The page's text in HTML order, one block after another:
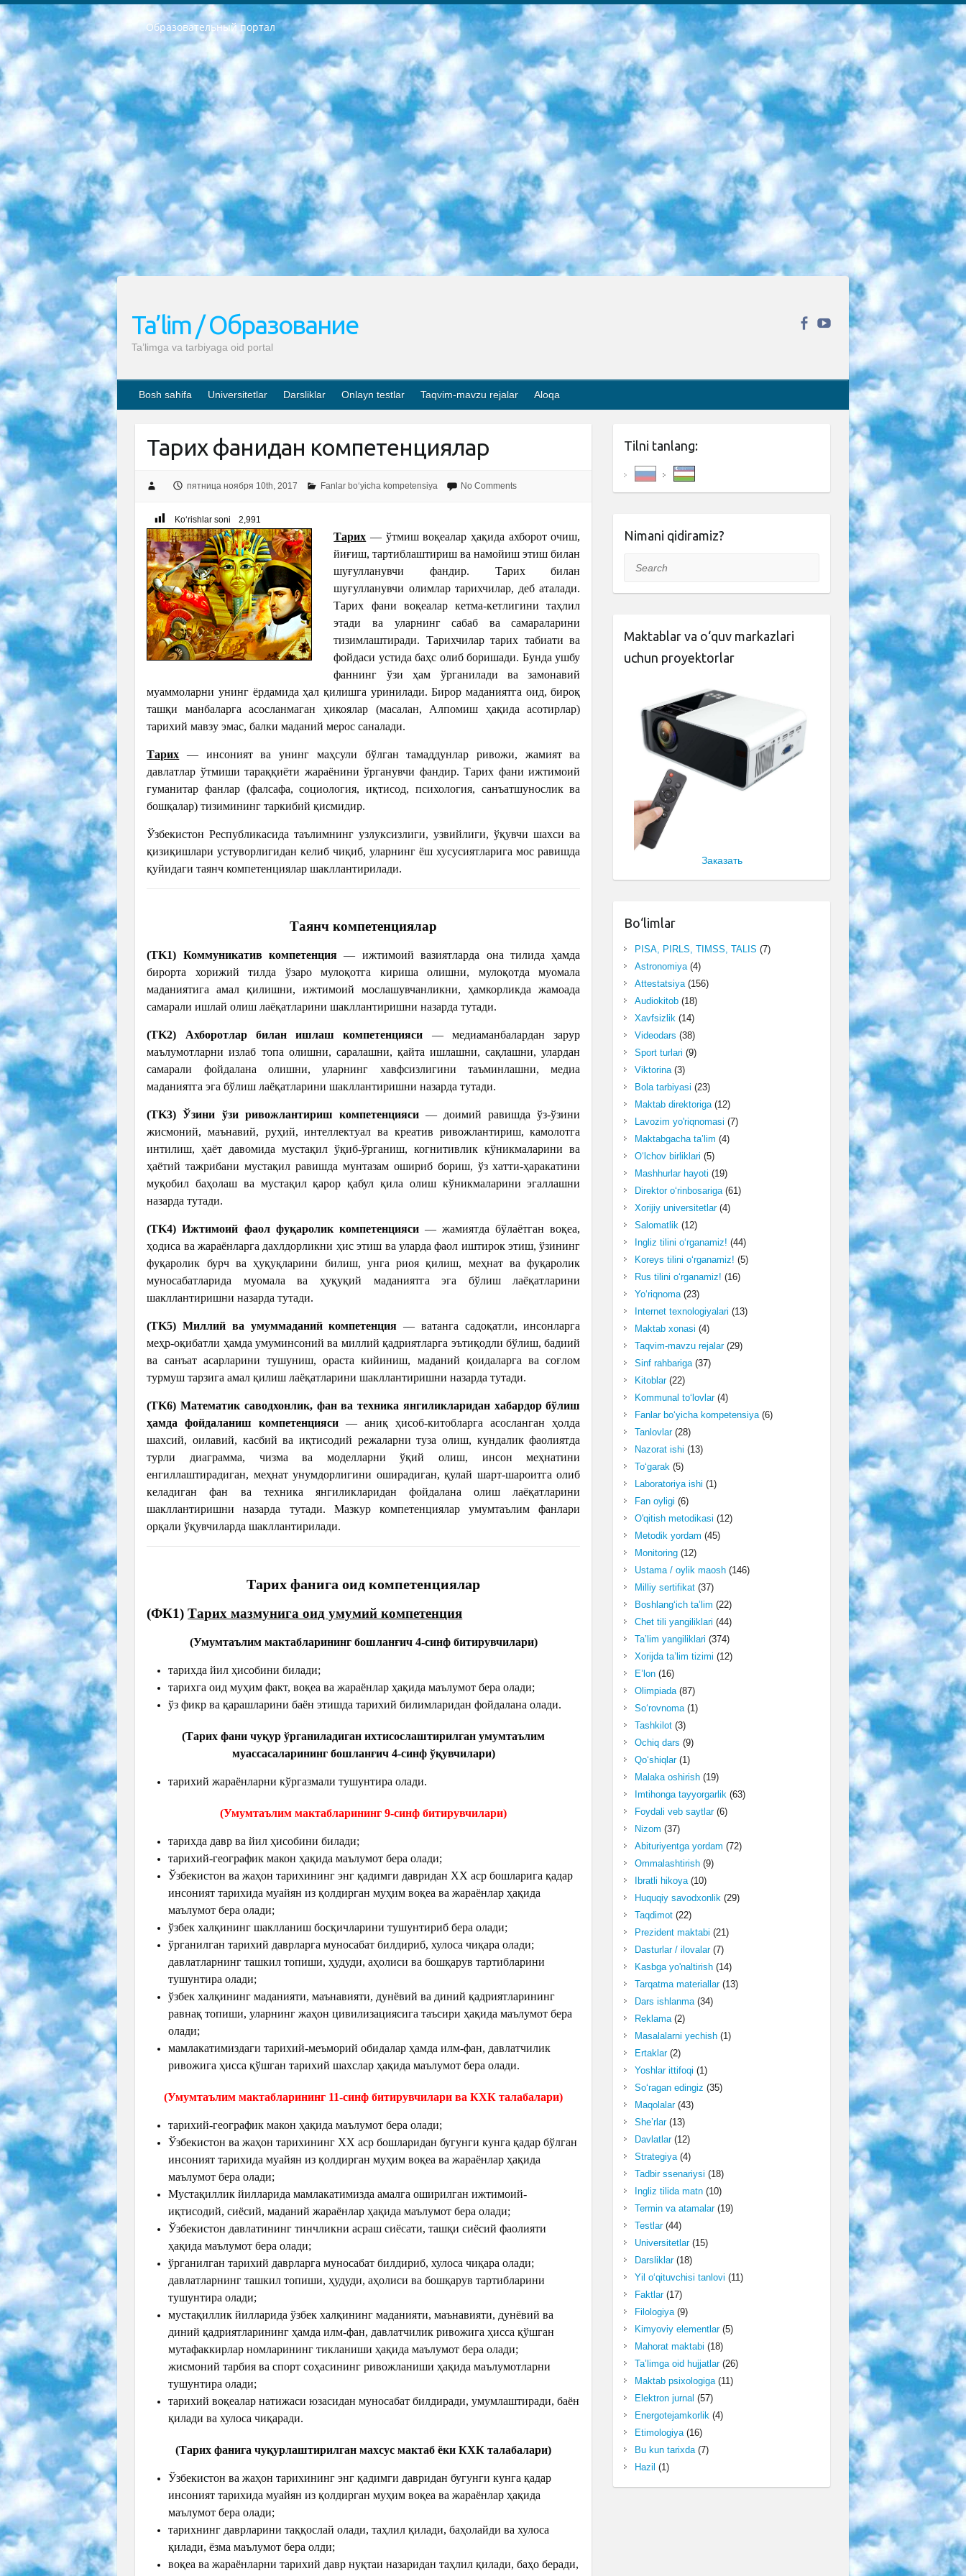
Образовательный портал
РЕСПУБЛИКА УЗБЕКИСТАН МИНИСТРЕРСТВО ДОШКОЛЬНОГО И ШКОЛЬНОГО ОБРАЗОВАНИЯ КОМАНДА в общеобразовательных учреждениях в 2023-2024 учебном году организация и проведение итоговой государственной аттестации обучающихся о Министра дошкольного и школьного образования Республики Узбекистан от 4 марта 2008 года (постановлением Минюста от 20 марта 2008 года № 1778 государственной регистрации) «Итоговое состояние учащихся общего среднего образования на основании положения об утверждении положения об аттестации общего среднего образования выпускной экзамен студентов в образовательных учреждениях в 2023-2024 учебном году В целях организации и прохождения аттестации приказываю: 1. Следующее: перечень предметов, по которым будет проводиться итоговая государственная аттестация и экзамен формы перевода согласно приложению 1; сертификаты международного образца, оценивающие уровень владения иностранными языками перечень согласно приложению 2; 2. Педагогический при специализированных образовательных учреждениях. научно-практический центр квалификации и международной оценки (Д.Давидова) 2024 г. До 25 марта: задания по предметам, по которым будет проводиться итоговая аттестация разработка и утверждение технических условий; итоговая аттестация на основании разработанного предметного задания разработка вопросов по предметам (устно и письменно), экзамен передача; общеобразовательные средние школы и специальные учебные заведения учащиеся выпускных классов школ и интернатов в агентской системе подготовка базы данных экзаменационных материалов и критериев оценки; перевод базы экзаменационных материалов на все языки обучения подать в Республиканский образовательный центр для изготовления; варианты экзаменов на основе разработанных контрольных материалов пусть будут поставлены задачи формирования. 3. Республиканский образовательный центр (Ш.Худайкулов) до 5 апреля 2024 года. до: база данных предоставленных экзаменационных материалов на все языки обучения перевод и экспертиза; для слепых, слабовидящих, глухих, слабослышащих и умственно отсталых детей учащиеся выпускных классов специализированных школ и школ-интернатов база данных экзаменационных материалов на всех преподаваемых языках подготовка критериев оценки; специализированные школы для умственно отсталых детей и технологии для учащихся выпускных классов школ-интернатов разработка соответствующих рекомендаций и критериев проведения ЕГЭ по естествознанию давать задания. 4. Педагогический при специализированных образовательных учреждениях. Научно-практический центр навыков и международной оценки (Д.Давидова), Республика образовательный центр (Худайкулов Ш.) итоговый государственный аттестационный экзамен ориентирован на творческое и логическое мышление при подготовке базы материалов учитывать введение заданий. 5. Следует отметить, что: сертификат государственного образца о знании общеобразовательного предмета и как минимум национальный уровень B1 по предметам на иностранных языках, указанным в Приложении 2. или международно признанный сертификат эквивалентного уровня студенты, изучающие определенный предмет, освобождаются от экзамена; по соответствующим предметам запланирована итоговая государственная аттестация за день до дня, путем жеребьевки Рабочей группой (в письменной форме по предметам, проводимым в форме) из числа сформированных вариантов выбрано 2 варианта; 2 выбранных варианта экзамена анонсированы на официальном сайте министерства и все выпускники по всей стране на основе этих вариантов проводит итоговую государственную аттестацию. 6. Государственное образование учащихся средних общеобразовательных учреждений. знания в соответствии с квалификационными требованиями, которые необходимо приобрести на основании стандартов итоговый (выпускной) контроль для 9 и 11 классов в целях тестирования Экзамены (далее – экзамены) состоят из предметов, перечисленных в приложении 1. будет сделано. 7. Экзамены пройдут с 26 мая по 15 июня 2024 г. (кроме науки физического воспитания). 8. Физическая для учащихся 9 классов общесредних образовательных учреждений. Экзамены по предмету «Образование, квалификация медицина» 1-6 мая 2024 года. сотрудники перевести под присмотр (с отклонениями в физическом или умственном развитии) специализированная школа для детей, школы-интернаты и со сколиозом школы-интернаты санаторного типа для больных детей исключены). 9. Он был слепым, слабовидящим и имел нарушения опорно-двигательного аппарата. экзамены в специализированных школах и интернатах для детей должны проводиться исходя из требований, предъявляемых к общеобразовательным учреждениям (физкультура кроме науки). 10. Специализированная школа для глухих и слабослышащих детей. и экзамены в интернатах и быть реализован в виде письменного теста по математике. 11. Специальность для умственно отсталых детей. Для 9 класса Родной язык и литературное письмо Государственный язык (язык обучения – узбекский). для неклассов) написано Математическое письмо Письменная/устная история Узбекистана Физическое воспитание практично Итоговый контроль Для 11 класса Написание родного языка и литературы (эссе) Математическое письмо Узбекский язык (обучение на узбекском языке) не посещающее общее среднее образование для учреждений)/Образовательное учреждение выбор письменный и устный Иностранный язык письменный/устный Письменная/устная история Узбекистана *По выбору студента:  Химия  Физика  Основы государственного права  География 10 бесплатных образовательных ресурсов - Мы составили подборку онлайн-проектов с интерактивными упражнениями, видеолекциями и статьями. Они помогут вам обрести новые и освежить старые знания бесплатно. 1. «ИНТУИТ» Старейшая образовательная площадка Рунета. Здесь вы найдёте сотни текстовых и видеокурсов на десятки различных тем — от программирования до психологии. Многие курсы подготовлены российскими университетами и крупными международными компаниями вроде Intel и Microsoft. Самостоятельное обучение бесплатное, но желающие могут оплатить услуги персональных наставников. 2. «Смартия» знакомит с актуальными профессиями и подсказывает, как им обучаться. Выбрав заинтересовавшую вас специальность — SMM-специалист, фотограф, веб-дизайнер или другую, — увидите список необходимых для неё умений. Чтобы вы могли освоить их самостоятельно, для каждого умения площадка отображает подборку ссылок на учебные материалы. Хотя «Смартия» ориентируется на русскоязычную аудиторию, часть контента всё же доступна только на английском. 3. «Лекторий Физтеха» Проект Московского физико-технического института (Физтеха). С его помощью вы можете смотреть онлайн серии лекций, записанные на видео в этом вузе. В числе доступных предметов — физика, биология, химия, информационные технологии и другие. К некоторым лекциям администрация ресурса прилагает готовые конспекты, которые можно скачивать в PDF-формате. 4. ITMOcourses Онлайн-площадка Санкт-Петербургского национального исследовательского университета информационных технологий, механики и оптики (ИТМО). Ресурс предоставляет свободный доступ к курсам, разработанным в этом вузе. Каталог материалов разбит на четыре категории: «Оптические системы и технологии», «Приборостроение и робототехника», «Информационные технологии» и «Биотехнологии». Курсы состоят из видеолекций, интерактивных демонстраций и заданий. 5. «КиберЛенинка» Электронная научная библиотека открытого доступа. Каталог площадки регулярно обрастает текстами статей из различных научных изданий. Сгруппированные по журналам и рубрикам публикации можно читать онлайн или скачивать целиком в PDF-формате. Проект нацелен на популяризацию науки за счёт открытого доступа к качественной информации. 6. «ПостНаука» На этом ресурсе публикуют подборки видеолекций, составленные экспертами из разных отраслей и объединённые общими темами. Среди них, к примеру, есть серии «Биоинформатика и геномика», «Культура средневековой Скандинавии» и Cinema Studies о теории кино. Каждая подборка лекций — логически связанная история, рассказанная экспертом от первого лица. Кроме того, на сайте появляются научно-образовательные статьи и тесты на разные темы. 7. «Newочём» Команда проекта «Newочём» отбирает самые интересные тексты из англоязычных СМИ и переводит те из них, за которые голосуют участники сообщества «ВКонтакте». По большей части это научно-популярные статьи. Редакторы придумывают лишь заголовки, в остальном содержание переводов соответствует оригиналам. Полные тексты можно читать прямо в социальной сети. 8. InternetUrok Онлайн-база материалов по основным дисциплинам школьной программы. Информация на сайте структурирована по классам, предметам и темам (урокам). Каждый урок состоит из видеолекций и конспектов. Есть также интерактивные тренажёры и тесты для закрепления пройденного материала. Даже если вы давно окончили школу, возможность повторить программу старших классов всегда может пригодиться. 9. Edutainme Ещё один ресурс об образовании. В отличие от Newtonew, как мне кажется, Edutainme больше ориентируется на представителей индустрии: педагогов, предпринимателей, разработчиков образовательных проектов. Но и любой, кто просто стремится к саморазвитию, найдёт на сайте много полезного и интересного для себя. Например, информацию о новых курсах и образовательных сервисах. 10. Newtonew Онлайн-медиа об образовании и обучении в широком смысле. Авторы Newtonew пишут об инструментах, заведениях, тактиках и стратегиях, которые помогают учить других и получать новые знания самостоятельно. На этой площадке вы найдёте новости, обзоры, аналитические мат
Ta’lim / Образование
Ta’limga va tarbiyaga oid portal
Bosh sahifa Universitetlar Darsliklar Onlayn testlar Taqvim-mavzu rejalar Aloqa
Тарих фанидан компетенциялар
пятница ноября 10th, 2017 Fanlar bo‘yicha kompetensiya No Comments
Ko‘rishlar soni 2,991
Тарих — ўтмиш воқеалар ҳақида ахборот очиш,
йиғиш, тартиблаштириш ва намойиш этиш билан
шуғулланувчи фандир. Тарих билан
шуғулланувчи олимлар тарихчилар, деб аталади.
Тарих фани воқеалар кетма-кетлигини таҳлил
этади ва уларнинг сабаб ва самараларини
тизимлаштиради. Тарихчилар тарих табиати ва
фойдаси устида баҳс олиб боришади. Бунда ушбу
фаннинг ўзи ҳам ўрганилади ва замонавий
муаммоларни унинг ёрдамида ҳал қилишга уринилади. Бирор маданиятга оид, бироқ
ташқи манбаларга асосланмаган ҳикоялар (масалан, Алпомиш ҳақида асотирлар)
тарихий мавзу эмас, балки маданий мерос саналади.
Тарих — инсоният ва унинг маҳсули бўлган тамаддунлар ривожи, жамият ва
давлатлар ўтмиши тараққиёти жараёнини ўрганувчи фандир. Тарих фани ижтимоий
гуманитар фанлар (фалсафа, социология, иқтисод, психология, санъатшунослик ва
бошқалар) тизимининг таркибий қисмидир.
Ўзбекистон Республикасида таълимнинг узлуксизлиги, узвийлиги, ўқувчи шахси ва
қизиқишлари устуворлигидан келиб чиқиб, уларнинг ёш хусусиятларига мос равишда
қуйидаги таянч компетенциялар шакллантирилади.
Таянч компетенциялар
(TK1) Коммуникатив компетенция — ижтимоий вазиятларда она тилида ҳамда
бирорта хорижий тилда ўзаро мулоқотга кириша олишни, мулоқотда муомала
маданиятига амал қилишни, ижтимоий мослашувчанликни, ҳамкорликда жамоада
самарали ишлай олиш лаёқатларини шакллантиришни назарда тутади.
(TK2) Ахборотлар билан ишлаш компетенцияси — медиаманбалардан зарур
маълумотларни излаб топа олишни, саралашни, қайта ишлашни, сақлашни, улардан
самарали фойдалана олишни, уларнинг хавфсизлигини таъминлашни, медиа
маданиятга эга бўлиш лаёқатларини шакллантиришни назарда тутади.
(TK3) Ўзини ўзи ривожлантириш компетенцияси— доимий равишда ўз-ўзини
жисмоний, маънавий, руҳий, интеллектуал ва креатив ривожлантириш, камолотга
интилиш, ҳаёт давомида мустақил ўқиб-ўрганиш, когнитивлик кўникмаларини ва
ҳаётий тажрибани мустақил равишда мунтазам ошириб бориш, ўз хатти-ҳаракатини
муқобил баҳолаш ва мустақил қарор қабул қила олиш кўникмаларини эгаллашни
назарда тутади.
(TK4) Ижтимоий фаол фуқаролик компетенцияси— жамиятда бўлаётган воқеа,
ҳодиса ва жараёнларга дахлдорликни ҳис этиш ва уларда фаол иштирок этиш, ўзининг
фуқаролик бурч ва ҳуқуқларини билиш, унга риоя қилиш, меҳнат ва фуқаролик
муносабатларида муомала ва ҳуқуқий маданиятга эга бўлиш лаёқатларини
шакллантиришни назарда тутади.
(TK5) Миллий ва умуммаданий компетенция — ватанга садоқатли, инсонларга
меҳр-оқибатли ҳамда умуминсоний ва миллий қадриятларга эътиқодли бўлиш, бадиий
ва санъат асарларини тушуниш, ораста кийиниш, маданий қоидаларга ва соғлом
турмуш тарзига амал қилиш лаёқатларини шакллантиришни назарда тутади.
(TK6) Математик саводхонлик, фан ва техника янгиликларидан хабардор бўлиш
ҳамда фойдаланиш компетенцияси — аниқ ҳисоб-китобларга асосланган ҳолда
шахсий, оилавий, касбий ва иқтисодий режаларни туза олиш, кундалик фаолиятда
турли диаграмма, чизма ва моделларни ўқий олиш, инсон меҳнатини
енгиллаштирадиган, меҳнат унумдорлигини оширадиган, қулай шарт-шароитга олиб
келадиган фан ва техника янгиликларидан фойдалана олиш лаёқатларини
шакллантиришни назарда тутади. Мазкур компетенциялар умумтаълим фанлари
орқали ўқувчиларда шакллантирилади.
Тарих фанига оид компетенциялар
(ФК1)Тарих мазмунига оид умумий компетенция
(Умумтаълим мактабларининг бошланғич 4-синф битирувчилари)
тарихда йил ҳисобини билади;
тарихга оид муҳим факт, воқеа ва жараёнлар ҳақида маълумот бера олади;
ўз фикр ва қарашларини баён этишда тарихий билимларидан фойдалана олади.
(Тарих фани чуқур ўрганиладиган ихтисослаштирилган умумтаълим
муассасаларининг бошланғич 4-синф ўқувчилари)
тарихий жараёнларни кўргазмали тушунтира олади.
(Умумтаълим мактабларининг 9-синф битирувчилари)
тарихда давр ва йил ҳисобини билади;
тарихий-географик макон ҳақида маълумот бера олади;
Ўзбекистон ва жаҳон тарихининг энг қадимги давридан XX аср бошларига қадар
инсоният тарихида муайян из қолдирган муҳим воқеа ва жараёнлар ҳақида
маълумот бера олади;
ўзбек халқининг шаклланиш босқичларини тушунтириб бера олади;
ўрганилган тарихий даврларга муносабат билдириб, хулоса чиқара олади;
давлатларнинг ташкил топиши, ҳудуди, аҳолиси ва бошқарув тартибларини
тушунтира олади;
ўзбек халқининг маданияти, маънавияти, дунёвий ва диний қадриятларининг
равнақ топиши, уларнинг жаҳон цивилизациясига таъсири ҳақида маълумот бера
олади;
мамлакатимиздаги тарихий-меъморий обидалар ҳамда илм-фан, давлатчилик
ривожига ҳисса қўшган тарихий шахслар ҳақида маълумот бера олади.
(Умумтаълим мактабларининг 11-синф битирувчилари ва КХК талабалари)
тарихий-географик макон ҳақида маълумот бера олади;
Ўзбекистон ва жаҳон тарихининг XX аср бошларидан бугунги кунга қадар бўлган
инсоният тарихида муайян из қолдирган муҳим воқеа ва жараёнлар ҳақида
маълумот бера олади;
Мустақиллик йилларида мамлакатимизда амалга оширилган ижтимоий-
иқтисодий, сиёсий, маданий жараёнлар ҳақида маълумот бера олади;
Ўзбекистон давлатининг тинчликни асраш сиёсати, ташқи сиёсий фаолияти
ҳақида маълумот бера олади;
ўрганилган тарихий даврларга муносабат билдириб, хулоса чиқара олади;
давлатларнинг ташкил топиши, ҳудуди, аҳолиси ва бошқарув тартибларини
тушунтира олади;
мустақиллик йилларида ўзбек халқининг маданияти, маънавияти, дунёвий ва
диний қадриятларининг ҳамда илм-фан, давлатчилик ривожига ҳисса қўшган
мутафаккирлар номларининг тикланиши ҳақида маълумот бера олади;
жисмоний тарбия ва спорт соҳасининг ривожланиши ҳақида маълумотларни
тушунтира олади;
тарихий воқеалар натижаси юзасидан муносабат билдиради, умумлаштиради, баён
қилади ва хулоса чиқаради.
(Тарих фанига чуқурлаштирилган махсус мактаб ёки КХК талабалари)
Ўзбекистон ва жаҳон тарихининг энг қадимги давридан бугунги кунга қадар
инсоният тарихида муайян из қолдирган муҳим воқеа ва жараёнлар ҳақида
маълумот бера олади;
тарихнинг даврларини таққослай олади, таҳлил қилади, баҳолайди ва хулоса
қилади, ёзма маълумот бера олди;
воқеа ва жараёнларни тарихий давр нуқтаи назаридан таҳлил қилади, баҳо беради,
Tilni tanlang:
Nimani qidiramiz?
Search
Maktablar va o‘quv markazlari
uchun proyektorlar
Заказать
Bo‘limlar
PISA, PIRLS, TIMSS, TALIS (7)
Astronomiya(4)
Attestatsiya(156)
Audiokitob(18)
Xavfsizlik(14)
Videodars (38)
Sport turlari (9)
Viktorina(3)
Bola tarbiyasi (23)
Maktab direktoriga(12)
Lavozim yo'riqnomasi (7)
Maktabgacha ta’lim (4)
O‘lchov birliklari (5)
Mashhurlar hayoti (19)
Direktor o‘rinbosariga(61)
Xorijiy universitetlar(4)
Salomatlik(12)
Ingliz tilini o‘rganamiz! (44)
Koreys tilini o‘rganamiz! (5)
Rus tilini o‘rganamiz! (16)
Yo‘riqnoma(23)
Internet texnologiyalari (13)
Maktab xonasi (4)
Taqvim-mavzu rejalar(29)
Sinf rahbariga(37)
Kitoblar(22)
Kommunal to‘lovlar(4)
Fanlar bo‘yicha kompetensiya(6)
Tanlovlar(28)
Nazorat ishi (13)
To‘garak(5)
Laboratoriya ishi (1)
Fan oyligi (6)
O'qitish metodikasi (12)
Metodik yordam (45)
Monitoring(12)
Ustama / oylik maosh(146)
Milliy sertifikat(37)
Boshlang‘ich ta’lim (22)
Chet tili yangiliklari (44)
Ta’lim yangiliklari (374)
Xorijda ta’lim tizimi (12)
E’lon(16)
Olimpiada(87)
So‘rovnoma(1)
Tashkilot(3)
Ochiq dars (9)
Qo‘shiqlar(1)
Malaka oshirish(19)
Imtihonga tayyorgarlik(63)
Foydali veb saytlar(6)
Nizom (37)
Abituriyentga yordam (72)
Ommalashtirish(9)
Ibratli hikoya(10)
Huquqiy savodxonlik(29)
Taqdimot(22)
Prezident maktabi (21)
Dasturlar / ilovalar(7)
Kasbga yo'naltirish(14)
Tarqatma materiallar(13)
Dars ishlanma(34)
Reklama(2)
Masalalarni yechish(1)
Ertaklar(2)
Yoshlar ittifoqi (1)
So‘ragan edingiz (35)
Maqolalar(43)
She’rlar(13)
Davlatlar(12)
Strategiya(4)
Tadbir ssenariysi (18)
Ingliz tilida matn(10)
Termin va atamalar(19)
Testlar(44)
Universitetlar(15)
Darsliklar(18)
Yil o‘qituvchisi tanlovi (11)
Faktlar(17)
Filologiya(9)
Kimyoviy elementlar(5)
Mahorat maktabi (18)
Ta’limga oid hujjatlar(26)
Maktab psixologiga(11)
Elektron jurnal (57)
Energotejamkorlik(4)
Etimologiya(16)
Bu kun tarixda(7)
Hazil (1)